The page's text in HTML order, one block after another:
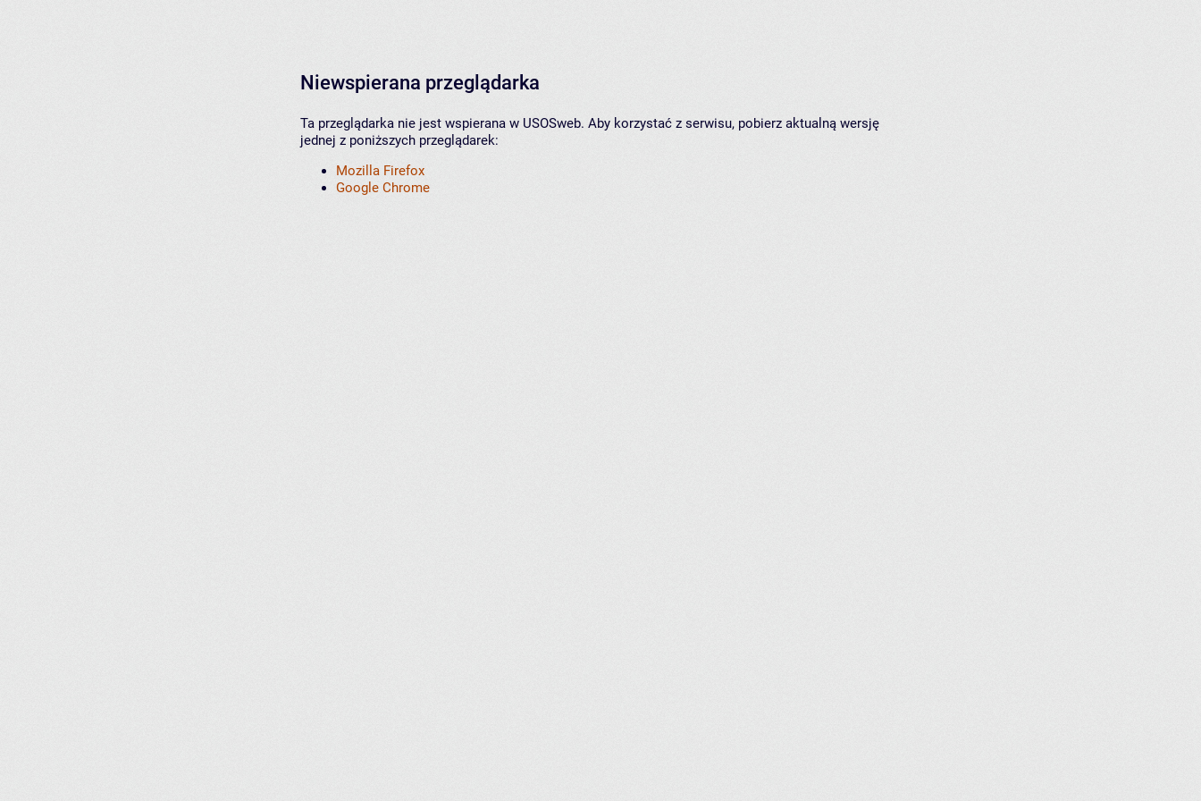
Niewspierana przeglądarka
Ta przeglądarka nie jest wspierana w USOSweb. Aby korzystać z serwisu, pobierz aktualną wersję
jednej z poniższych przeglądarek:
Mozilla Firefox
Google Chrome